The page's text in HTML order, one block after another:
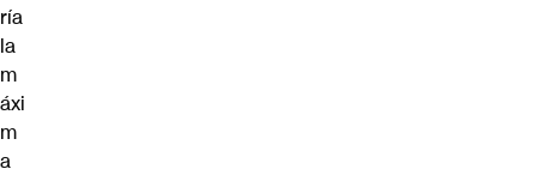
ría
la
m
áxi
m
a